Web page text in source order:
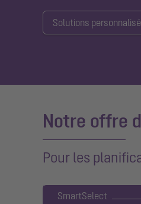
Solutions
Notre offre
Pour les
SmartSelect